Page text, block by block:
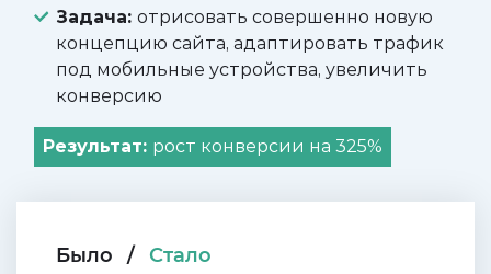
Задача: отрисовать совершенно новую
концепцию сайта, адаптировать трафик
под мобильные устройства, увеличить
конверсию
Результат: рост конверсии на 325%
Было / Стало